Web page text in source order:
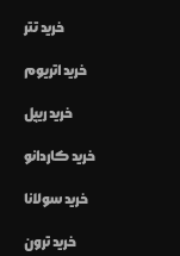
خرید تتر
خرید اتریوم
خرید ریپل
خرید کاردانو
خرید سولانا
خرید ترون